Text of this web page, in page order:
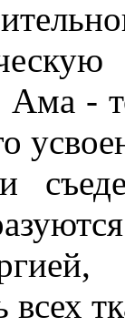
Ама -
и